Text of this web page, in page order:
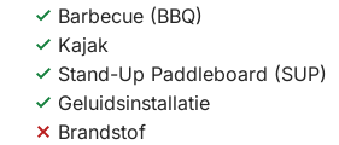
Barbecue (BBQ)
Kajak
Stand-Up Paddleboard (SUP)
Geluidsinstallatie
Brandstof